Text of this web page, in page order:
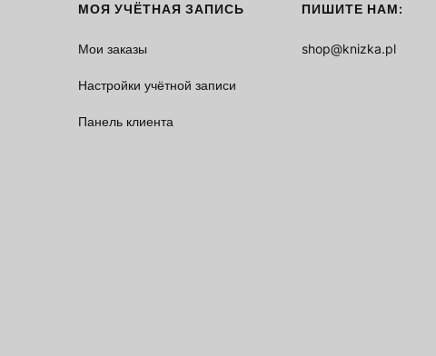
МОЯ УЧЁТНАЯ ЗАПИСЬ
Мои заказы
Настройки учётной записи
Панель клиента
ПИШИТЕ НАМ:
shop@knizka.pl